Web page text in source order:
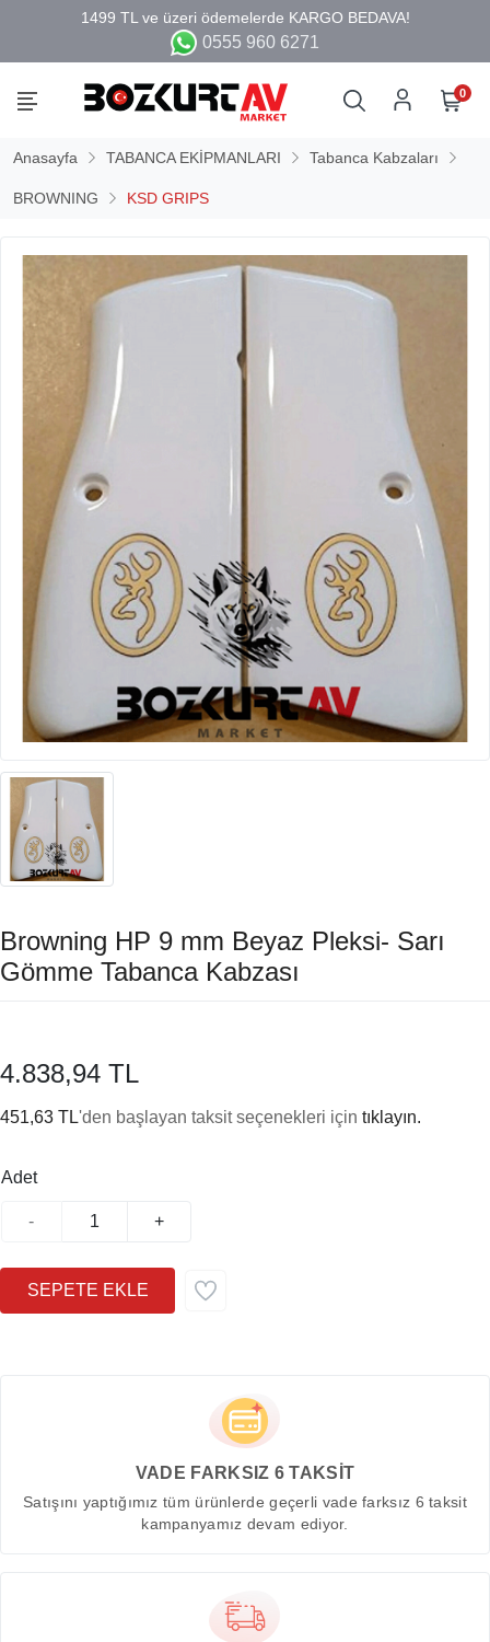
0555 960 6271
0
Anasayfa TABANCA EKİPMANLARI Tabanca Kabzaları
BROWNING KSD GRIPS
Browning HP 9 mm Beyaz Pleksi- Sarı
Gömme Tabanca Kabzası
4.838,94 TL
451,63 TL'den başlayan taksit seçenekleri için tıklayın.
Adet
- +
VADE FARKSIZ 6 TAKSİT
Satışını yaptığımız tüm ürünlerde geçerli vade farksız 6 taksit
kampanyamız devam ediyor.